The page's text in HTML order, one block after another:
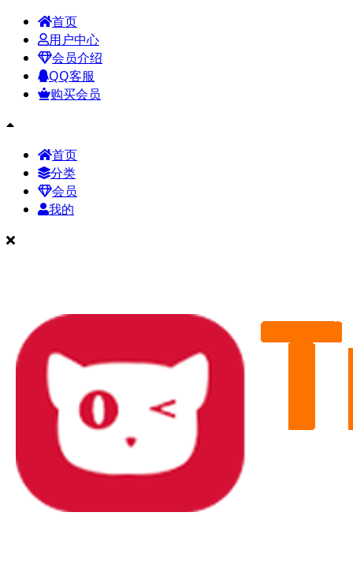
首页
用户中心
会员介绍
QQ客服
购买会员
首页
分类
会员
我的